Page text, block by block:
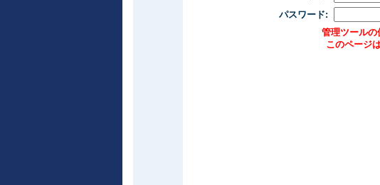
パスワード:
管理ツールの
このページ